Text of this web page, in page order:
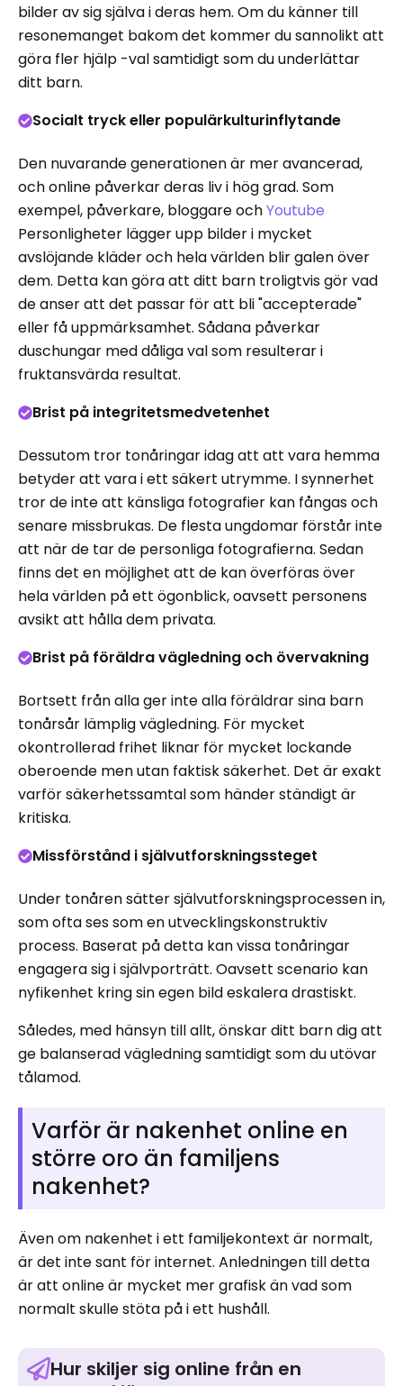
bilder av sig själva i deras hem. Om du känner till
resonemanget bakom det kommer du sannolikt att
göra fler hjälp -val samtidigt som du underlättar
ditt barn.
Socialt tryck eller populärkulturinflytande
Den nuvarande generationen är mer avancerad,
och online påverkar deras liv i hög grad. Som
exempel, påverkare, bloggare ochYoutube
Personligheter lägger upp bilder i mycket
avslöjande kläder och hela världen blir galen över
dem. Detta kan göra att ditt barn troligtvis gör vad
de anser att det passar för att bli "accepterade"
eller få uppmärksamhet. Sådana påverkar
duschungar med dåliga val som resulterar i
fruktansvärda resultat.
Brist på integritetsmedvetenhet
Dessutom tror tonåringar idag att att vara hemma
betyder att vara i ett säkert utrymme. I synnerhet
tror de inte att känsliga fotografier kan fångas och
senare missbrukas. De flesta ungdomar förstår inte
att när de tar de personliga fotografierna. Sedan
finns det en möjlighet att de kan överföras över
hela världen på ett ögonblick, oavsett personens
avsikt att hålla dem privata.
Brist på föräldra vägledning och övervakning
Bortsett från alla ger inte alla föräldrar sina barn
tonårsår lämplig vägledning. För mycket
okontrollerad frihet liknar för mycket lockande
oberoende men utan faktisk säkerhet. Det är exakt
varför säkerhetssamtal som händer ständigt är
kritiska.
Missförstånd i självutforskningssteget
Under tonåren sätter självutforskningsprocessen in,
som ofta ses som en utvecklingskonstruktiv
process. Baserat på detta kan vissa tonåringar
engagera sig i självporträtt. Oavsett scenario kan
nyfikenhet kring sin egen bild eskalera drastiskt.
Således, med hänsyn till allt, önskar ditt barn dig att
ge balanserad vägledning samtidigt som du utövar
tålamod.
Varför är nakenhet online en
större oro än familjens
nakenhet?
Även om nakenhet i ett familjekontext är normalt,
är det inte sant för internet. Anledningen till detta
är att online är mycket mer grafisk än vad som
normalt skulle stöta på i ett hushåll.
Hur skiljer sig online från en